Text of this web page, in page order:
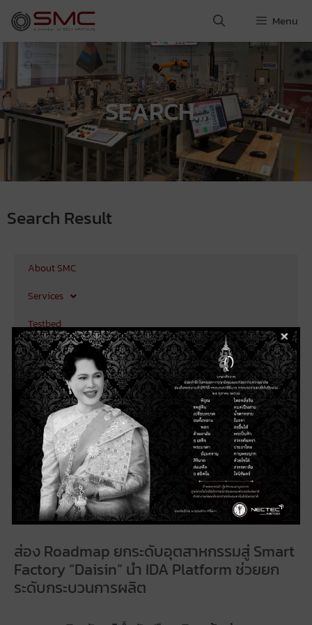
Menu
SEARCH...
Search Result
About SMC
Services
Testbed
Research
Publications
News & Events
Contact Us
อยุธยากล๊าส อินดัสทรี เครือ BGC เดินหน้าต่อย
อด IDA Platform เพื่อวิเคราะห์ภาพรวม
พลังงาน
ส่อง Roadmap ยกระดับอุตสาหกรรมสู่ Smart
Factory “Daisin” นำ IDA Platform ช่วยยก
ระดับกระบวนการผลิต